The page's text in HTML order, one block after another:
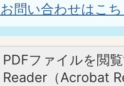
問い合わせはこ
PDFファイルを閲
Reader（Acrobat